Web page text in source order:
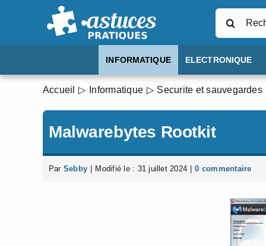
INFORMATIQUE ELECTRONIQUE
Accueil Informatique Securite et sauvegardes
Malwarebytes Rootkit
Par Sebby Modifié le : 31 juillet 2024 0 commentaire